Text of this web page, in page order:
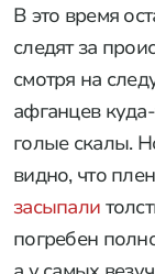
В это время
следят за
смотря на
афганцев
голые скалы.
видно, что
засыпали
погребен